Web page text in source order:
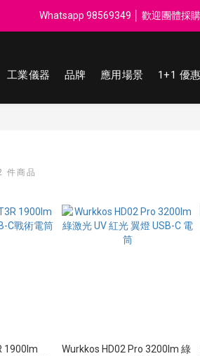
會員享每$50回贈$1 │ 滿HK$899 送 N-rit
Whatsapp 98569349 │ 歡迎團體採
會員享每$50回贈$1 │ 滿HK$899 送 N-rit
工業儀器 品牌 應用場景 1+1 優惠
件商品
1900lm
Wurkkos HD02 Pro 3200lm 綠